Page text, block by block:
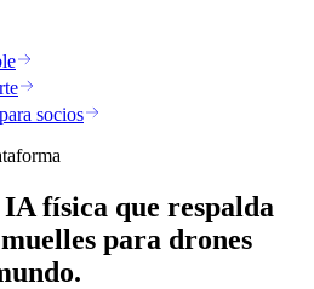
socios
física que respalda
para drones